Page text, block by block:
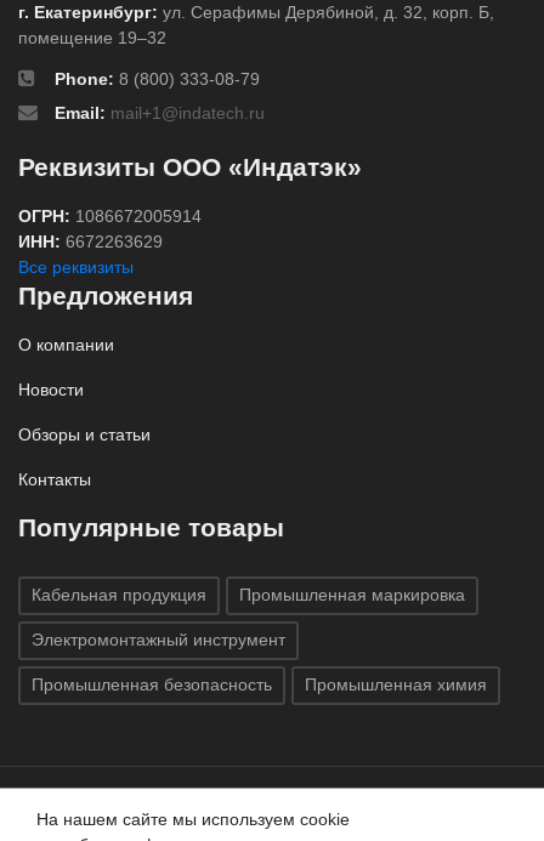
г. Екатеринбург: ул. Серафимы Дерябиной, д. 32, корп. Б,
помещение 19–32
Phone: 8 (800) 333-08-79
Email: mail+1@indatech.ru
Реквизиты ООО «Индатэк»
ОГРН: 1086672005914
ИНН: 6672263629
Все реквизиты
Предложения
О компании
Новости
Обзоры и статьи
Контакты
Популярные товары
Кабельная продукция Промышленная маркировка
Электромонтажный инструмент
Промышленная безопасность Промышленная химия
Все права защищены © 2020 ГК «Индатэк»
На нашем сайте мы используем cookie